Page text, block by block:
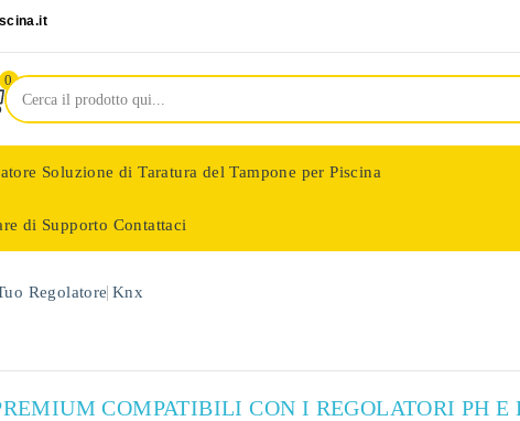
0
Soluzione di Taratura del Tampone per Piscina
di Supporto Contattaci
Regolatore Knx
COMPATIBILI CON I REGOLATORI PH E